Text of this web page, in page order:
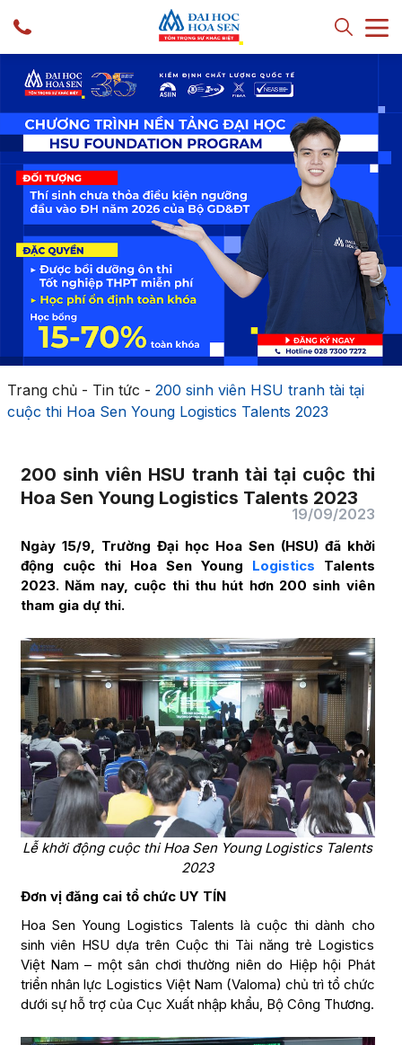
Trang chủ- Tin tức - 200 sinh viên HSU tranh tài tại
cuộc thi Hoa Sen Young Logistics Talents 2023
200 sinh viên HSU tranh tài tại cuộc thi
Hoa Sen Young Logistics Talents 2023
19/09/2023
Ngày 15/9, Trường Đại học Hoa Sen (HSU) đã khởi
động cuộc thi Hoa Sen Young Logistics Talents
2023. Năm nay, cuộc thi thu hút hơn 200 sinh viên
tham gia dự thi.
Lễ khởi động cuộc thi Hoa Sen Young Logistics Talents
2023
Đơn vị đăng cai tổ chức UY TÍN
Hoa Sen Young Logistics Talents là cuộc thi dành cho
sinh viên HSU dựa trên Cuộc thi Tài năng trẻ Logistics
Việt Nam – một sân chơi thường niên do Hiệp hội Phát
triển nhân lực Logistics Việt Nam (Valoma) chủ trì tổ chức
dưới sự hỗ trợ của Cục Xuất nhập khẩu, Bộ Công Thương.